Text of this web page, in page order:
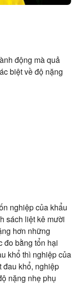
động mà quả
biệt về độ nặng
nghiệp của khẩu
sách liệt kê mười
hơn những
đo bằng tổn hại
khổ thì nghiệp của
đau khổ, nghiệp
nặng nhẹ phụ